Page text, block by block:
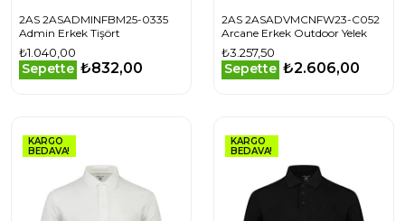
2AS 2ASADMINFBM25-0335
Admin Erkek Tişört
₺1.040,00
Sepette ₺832,00
2AS 2ASADVMCNFW23-C052
Arcane Erkek Outdoor Yelek
₺3.257,50
Sepette ₺2.606,00
KARGO
BEDAVA!
KARGO
BEDAVA!